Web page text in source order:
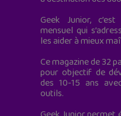
Geek Junior,
mensuel qui
les aider à mieux
Ce magazine de 32
pour objectif de
des 10-15 ans
outils.